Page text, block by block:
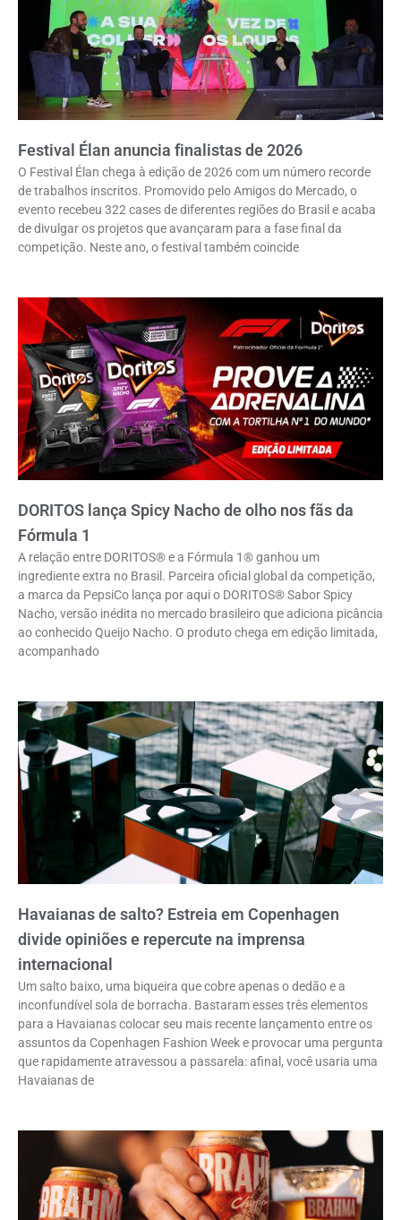
Festival Élan anuncia finalistas de 2026
O Festival Élan chega à edição de 2026 com um número recorde
de trabalhos inscritos. Promovido pelo Amigos do Mercado, o
evento recebeu 322 cases de diferentes regiões do Brasil e acaba
de divulgar os projetos que avançaram para a fase final da
competição. Neste ano, o festival também coincide
DORITOS lança Spicy Nacho de olho nos fãs da
Fórmula 1
A relação entre DORITOS® e a Fórmula 1® ganhou um
ingrediente extra no Brasil. Parceira oficial global da competição,
a marca da PepsiCo lança por aqui o DORITOS® Sabor Spicy
Nacho, versão inédita no mercado brasileiro que adiciona picância
ao conhecido Queijo Nacho. O produto chega em edição limitada,
acompanhado
Havaianas de salto? Estreia em Copenhagen
divide opiniões e repercute na imprensa
internacional
Um salto baixo, uma biqueira que cobre apenas o dedão e a
inconfundível sola de borracha. Bastaram esses três elementos
para a Havaianas colocar seu mais recente lançamento entre os
assuntos da Copenhagen Fashion Week e provocar uma pergunta
que rapidamente atravessou a passarela: afinal, você usaria uma
Havaianas de